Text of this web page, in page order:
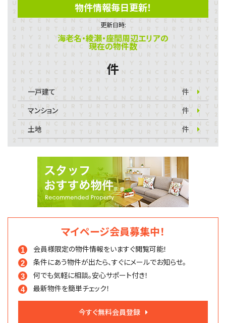
物件情報毎日更新！
更新日時:
海老名・綾瀬・座間周辺エリアの
現在の物件数
件
一戸建て
件
マンション
件
土地
件
マイページ会員募集中！
会員様限定の物件情報をいますぐ閲覧可能！
条件にあう物件が出たら、すぐにメールでお知らせ。
何でも気軽に相談。安心サポート付き！
最新物件を簡単チェック！
今すぐ無料会員登録